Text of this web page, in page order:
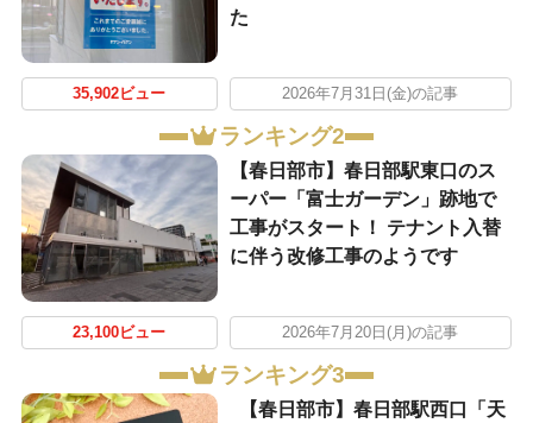
た
35,902ビュー 2026年7月31日(金)の記事
ランキング2
【春日部市】春日部駅東口のス
ーパー「富士ガーデン」跡地で
工事がスタート！ テナント入替
に伴う改修工事のようです
23,100ビュー 2026年7月20日(月)の記事
ランキング3
【春日部市】春日部駅西口「天